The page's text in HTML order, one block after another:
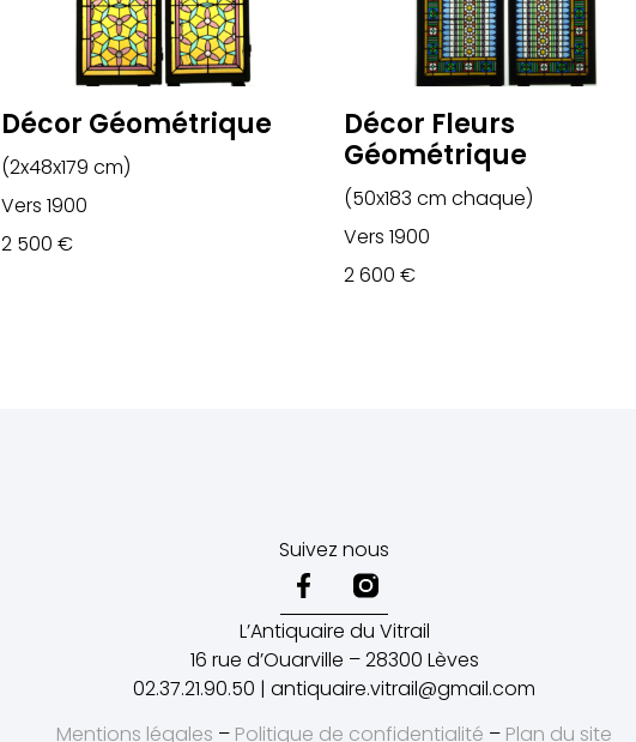
Décor Géométrique
(2x48x179 cm)
Vers 1900
2 500 €
Décor Fleurs
Géométrique
(50x183 cm chaque)
Vers 1900
2 600 €
Suivez nous
L’Antiquaire du Vitrail
16 rue d’Ouarville – 28300 Lèves
02.37.21.90.50 | antiquaire.vitrail@gmail.com
Mentions légales – Politique de confidentialité – Plan du site